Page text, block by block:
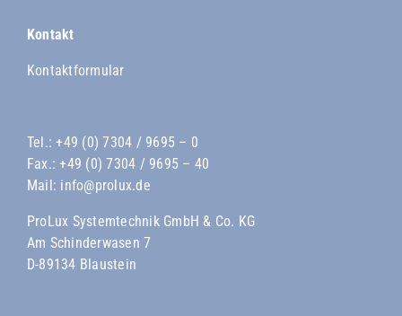
Kontakt
Kontaktformular
Tel.:+49 (0) 7304 / 9695 – 0
Fax.: +49 (0) 7304 / 9695 – 40
Mail: info@prolux.de
ProLux Systemtechnik GmbH & Co. KG
Am Schinderwasen 7
D-89134 Blaustein